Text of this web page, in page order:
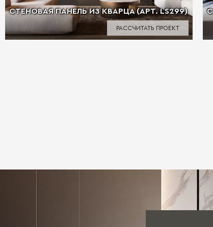
СТЕНОВАЯ ПАНЕЛЬ ИЗ КВАРЦА (АРТ. LS299)
РАССЧИТАТЬ ПРОЕКТ